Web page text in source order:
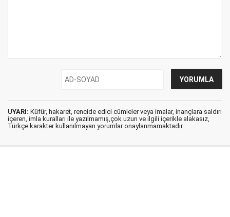
UYARI: Küfür, hakaret, rencide edici cümleler veya imalar, inançlara saldırı
içeren, imla kuralları ile yazılmamış,çok uzun ve ilgili içerikle alakasız,
Türkçe karakter kullanılmayan yorumlar onaylanmamaktadır.